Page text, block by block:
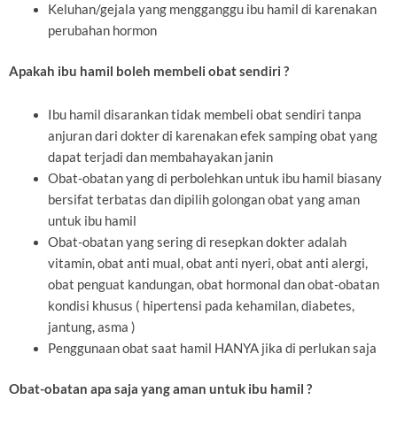
Keluhan/gejala yang mengganggu ibu hamil di karenakan
perubahan hormon
Apakah ibu hamil boleh membeli obat sendiri ?
Ibu hamil disarankan tidak membeli obat sendiri tanpa
anjuran dari dokter di karenakan efek samping obat yang
dapat terjadi dan membahayakan janin
Obat-obatan yang di perbolehkan untuk ibu hamil biasany
bersifat terbatas dan dipilih golongan obat yang aman
untuk ibu hamil
Obat-obatan yang sering di resepkan dokter adalah
vitamin, obat anti mual, obat anti nyeri, obat anti alergi,
obat penguat kandungan, obat hormonal dan obat-obatan
kondisi khusus ( hipertensi pada kehamilan, diabetes,
jantung, asma )
Penggunaan obat saat hamil HANYA jika di perlukan saja
Obat-obatan apa saja yang aman untuk ibu hamil ?